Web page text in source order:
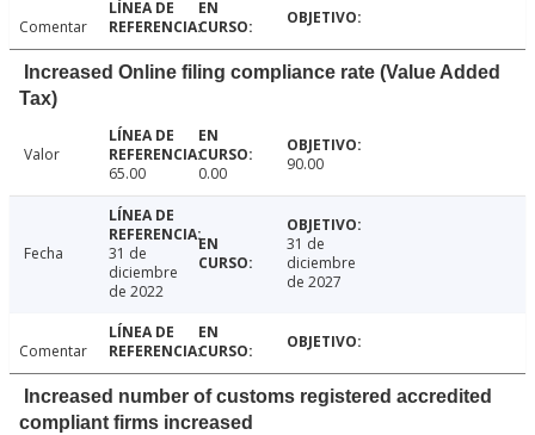
Comentar
Increased Online filing compliance rate (Value Added
Tax)
Valor
65.00
0.00 90.00
Fecha
31 de
diciembre
de 2022
31 de
diciembre
de 2027
Comentar
Increased number of customs registered accredited
compliant firms increased